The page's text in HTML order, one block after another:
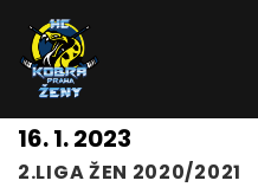
16. 1. 2023
2.LIGA ŽEN 2020/2021